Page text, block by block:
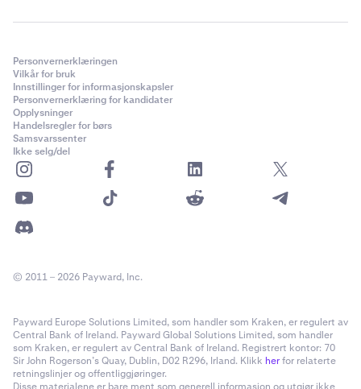
Personvernerklæringen
Vilkår for bruk
Innstillinger for informasjonskapsler
Personvernerklæring for kandidater
Opplysninger
Handelsregler for børs
Samsvarssenter
Ikke selg/del
© 2011 – 2026 Payward, Inc.
Payward Europe Solutions Limited, som handler som Kraken, er regulert av
Central Bank of Ireland. Payward Global Solutions Limited, som handler
som Kraken, er regulert av Central Bank of Ireland. Registrert kontor: 70
Sir John Rogerson’s Quay, Dublin, D02 R296, Irland. Klikk herfor relaterte
retningslinjer og offentliggjøringer.